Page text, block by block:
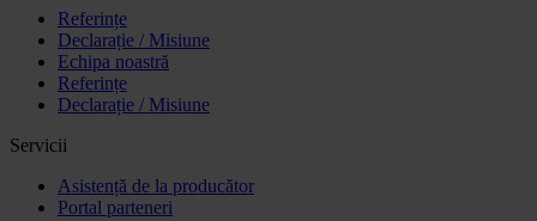
Referințe
Declarație / Misiune
Echipa noastră
Referințe
Declarație / Misiune
Servicii
Asistență de la producător
Portal parteneri